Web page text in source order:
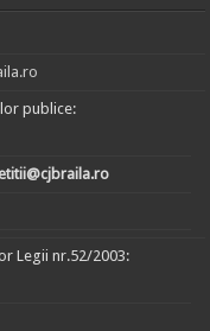
publice:
Legii nr.52/2003: